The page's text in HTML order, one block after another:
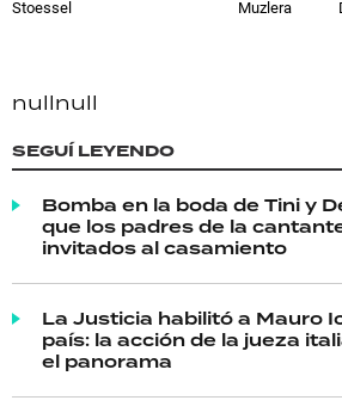
Stoessel
Muzlera
nullnull
SEGUÍ LEYENDO
Bomba en la boda de Tini y
que los padres de la
invitados al casamiento
La Justicia habilitó a Mauro
país: la acción de la jueza
el panorama